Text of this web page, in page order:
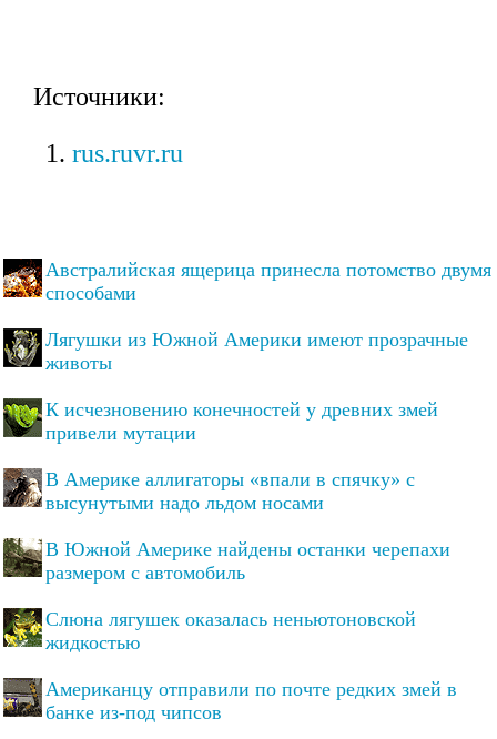
Источники:
rus.ruvr.ru
Австралийская ящерица принесла потомство двумя
способами
Лягушки из Южной Америки имеют прозрачные
животы
К исчезновению конечностей у древних змей
привели мутации
В Америке аллигаторы «впали в спячку» с
высунутыми надо льдом носами
В Южной Америке найдены останки черепахи
размером с автомобиль
Слюна лягушек оказалась неньютоновской
жидкостью
Американцу отправили по почте редких змей в
банке из-под чипсов